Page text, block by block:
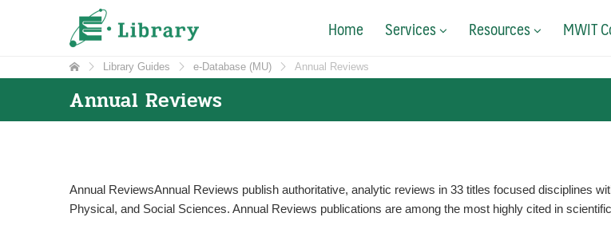
e-Library
ศูนย์วิทยบริการ โรงเรียนมหิดลวิทยานุสรณ์ Home Services Resources MWIT
Library Guides e-Database (MU) Annual Reviews
Annual Reviews
Annual ReviewsAnnual Reviews publish authoritative, analytic reviews in 33 titles focused disciplines
Physical, and Social Sciences. Annual Reviews publications are among the most highly cited in